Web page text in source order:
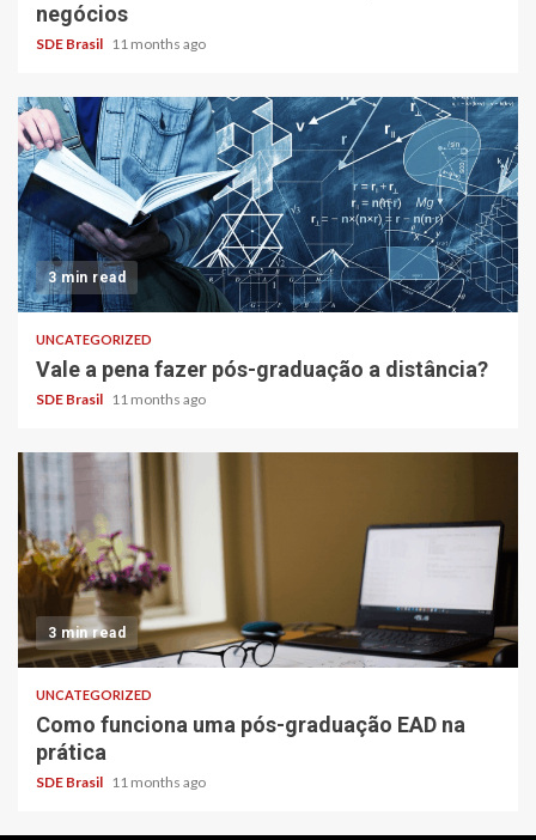
negócios
SDE Brasil 11 months ago
3 min read
UNCATEGORIZED
Vale a pena fazer pós-graduação a distância?
SDE Brasil 11 months ago
3 min read
UNCATEGORIZED
Como funciona uma pós-graduação EAD na
prática
SDE Brasil 11 months ago